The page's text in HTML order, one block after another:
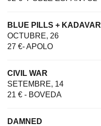
BLUE PILLS + KADAVAR
OCTUBRE, 26
27 €- APOLO
CIVIL WAR
SETEMBRE, 14
21 € - BOVEDA
DAMNED